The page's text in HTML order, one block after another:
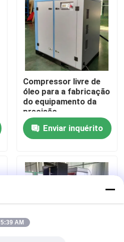
Compressor livre de
óleo para a fabricação
do equipamento da
precisão
Enviar inquérito
5:39 AM